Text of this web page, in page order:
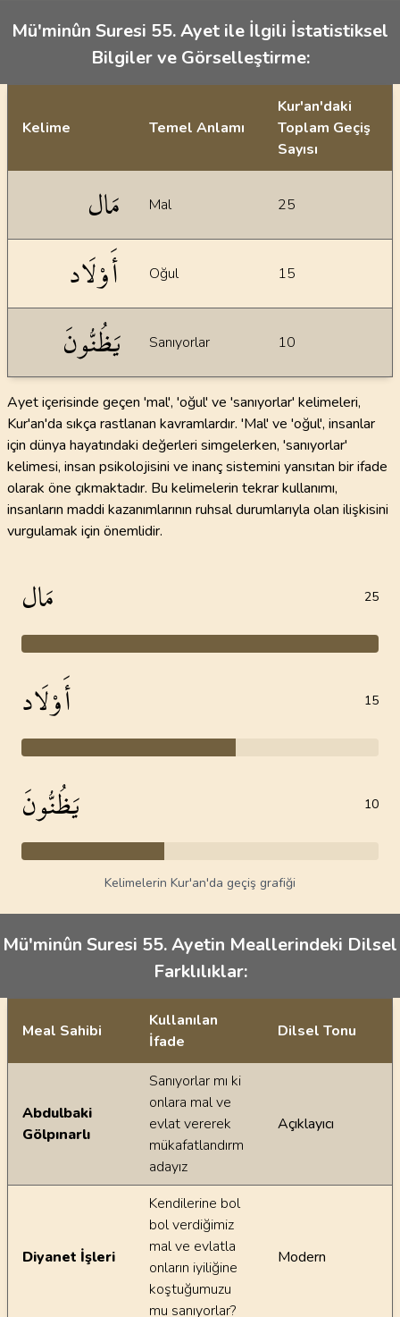
Mü'minûn Suresi 55. Ayet ile İlgili İstatistiksel
Bilgiler ve Görselleştirme:
Kelime Temel Anlamı
Kur'an'daki
Toplam Geçiş
Sayısı
مَال Mal 25
أَوْلَاد Oğul 15
يَظُنُّونَ Sanıyorlar 10
Ayet içerisinde geçen 'mal', 'oğul' ve 'sanıyorlar' kelimeleri,
Kur'an'da sıkça rastlanan kavramlardır. 'Mal' ve 'oğul', insanlar
için dünya hayatındaki değerleri simgelerken, 'sanıyorlar'
kelimesi, insan psikolojisini ve inanç sistemini yansıtan bir ifade
olarak öne çıkmaktadır. Bu kelimelerin tekrar kullanımı,
insanların maddi kazanımlarının ruhsal durumlarıyla olan ilişkisini
vurgulamak için önemlidir.
مَال 25
أَوْلَاد 15
يَظُنُّونَ 10
Kelimelerin Kur'an'da geçiş grafiği
Mü'minûn Suresi 55. Ayetin Meallerindeki Dilsel
Farklılıklar:
Ayetin meallerindeki dilsel farklılıklar
Meal Sahibi
Kullanılan
İfade
Dilsel Tonu
Abdulbaki
Gölpınarlı
Sanıyorlar mı ki
onlara mal ve
evlat vererek
mükafatlandırm
adayız
Açıklayıcı
Diyanet İşleri
Kendilerine bol
bol verdiğimiz
mal ve evlatla
onların iyiliğine
koştuğumuzu
mu sanıyorlar?
Modern